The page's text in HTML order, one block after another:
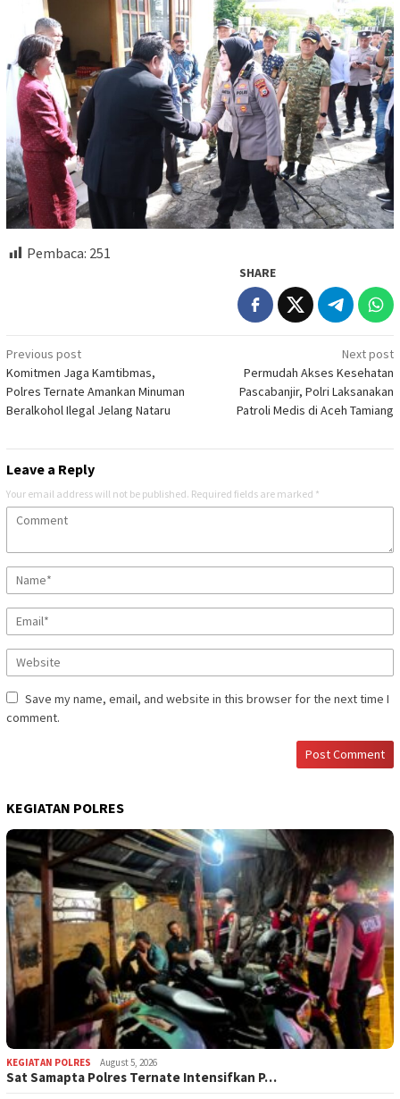
Pembaca: 251
SHARE
Post
navigation
Previous post
Komitmen Jaga Kamtibmas,
Polres Ternate Amankan Minuman
Beralkohol Ilegal Jelang Nataru
Next post
Permudah Akses Kesehatan
Pascabanjir, Polri Laksanakan
Patroli Medis di Aceh Tamiang
Leave a Reply
Your email address will not be published. Required fields are marked *
Save my name, email, and website in this browser for the next time I
comment.
KEGIATAN POLRES
KEGIATAN POLRES August 5, 2026
Sat Samapta Polres Ternate Intensifkan P…